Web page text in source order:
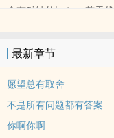
个有残缺的beta，整天
松压制。她是omega的
于其他人怎么看待她的
爷打上抑制剂，涂上信
们想要自私独占的要求
写个排雷吧1.女主就是
底层爬上来，无道德零
最新章节
愿望总有取舍
不是所有问题都有答案
你啊你啊